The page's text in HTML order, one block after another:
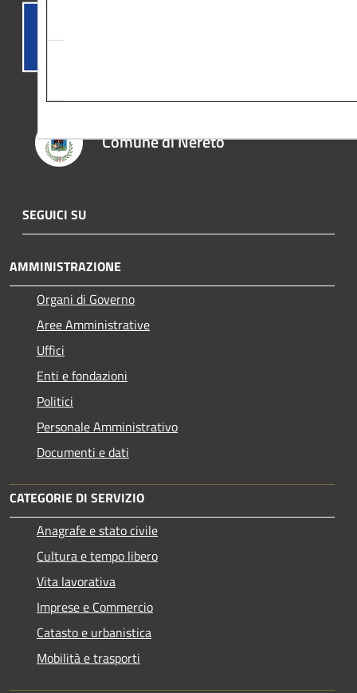
Comune di Nereto
SEGUICI SU
AMMINISTRAZIONE
Organi di Governo
Aree Amministrative
Uffici
Enti e fondazioni
Politici
Personale Amministrativo
Documenti e dati
CATEGORIE DI SERVIZIO
Anagrafe e stato civile
Cultura e tempo libero
Vita lavorativa
Imprese e Commercio
Catasto e urbanistica
Mobilità e trasporti